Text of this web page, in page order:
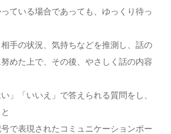
ている場合であっても、ゆっくり待っ
相手の状況、気持ちなどを推測し、話の
めた上で、その後、やさしく話の内容
」「いいえ」で答えられる質問をし、
で表現されたコミュニケーションボー